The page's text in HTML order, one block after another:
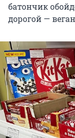
батончик
дорогой —